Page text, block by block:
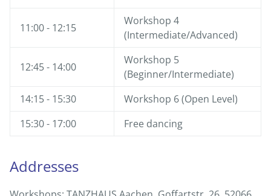
11:00 - 12:15
Workshop 4
(Intermediate/Advanced)
12:45 - 14:00
Workshop 5
(Beginner/Intermediate)
14:15 - 15:30
Workshop 6 (Open Level)
15:30 - 17:00
Free dancing
Addresses